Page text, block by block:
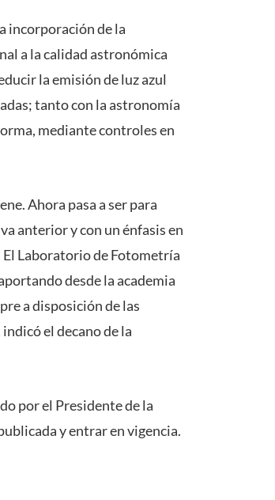
incorporación de la
a la calidad astronómica
la emisión de luz azul
tanto con la astronomía
mediante controles en
Ahora pasa a ser para
anterior y con un énfasis en
El Laboratorio de Fotometría
desde la academia
a disposición de las
el decano de la
por el Presidente de la
y entrar en vigencia.